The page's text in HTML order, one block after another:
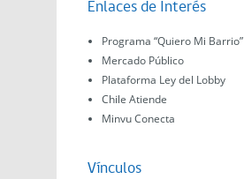
Enlaces de Interés
Programa “Quiero Mi Barrio”
Mercado Público
Plataforma Ley del Lobby
Chile Atiende
Minvu Conecta
Vínculos